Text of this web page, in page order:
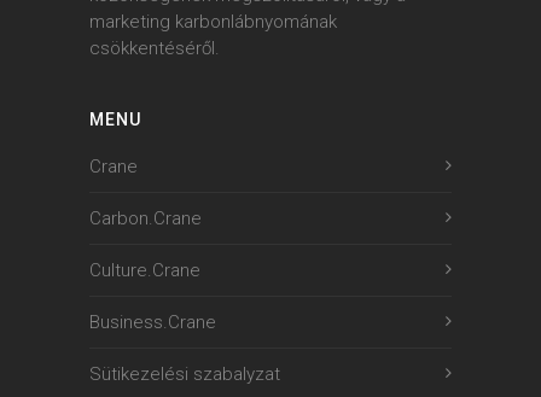
marketing karbonlábnyomának
csökkentéséről.
MENU
Crane
Carbon.Crane
Culture.Crane
Business.Crane
Sütikezelési szabalyzat